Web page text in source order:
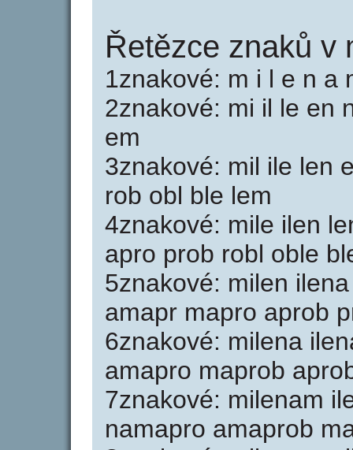
Řetězce znaků v
1znakové: m i l e n a
2znakové: mi il le en
em
3znakové: mil ile len
rob obl ble lem
4znakové: mile ilen
apro prob robl oble
5znakové: milen
amapr mapro aprob
6znakové: milena
amapro maprob
7znakové: milenam
namapro amaprob